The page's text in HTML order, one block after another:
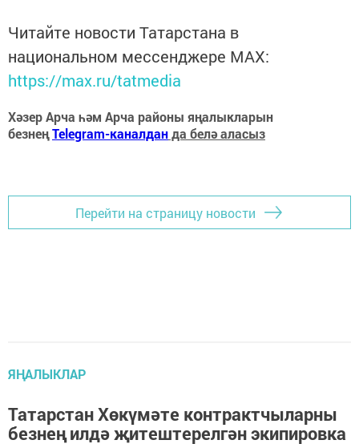
Читайте новости Татарстана в
национальном мессенджере MАХ:
https://max.ru/tatmedia
Хәзер Арча һәм Арча районы яңалыкларын
безнеңTelegram-каналданда белә аласыз
Перейти на страницу новости
ЯҢАЛЫКЛАР
Татарстан Хөкүмәте контрактчыларны
безнең илдә җитештерелгән экипировка